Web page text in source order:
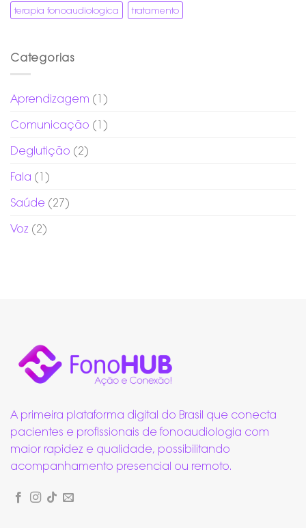
terapia fonoaudiologica
tratamento
Categorias
Aprendizagem (1)
Comunicação (1)
Deglutição (2)
Fala (1)
Saúde (27)
Voz (2)
A primeira plataforma digital do Brasil que conecta
pacientes e profissionais de fonoaudiologia com
maior rapidez e qualidade, possibilitando
acompanhamento presencial ou remoto.